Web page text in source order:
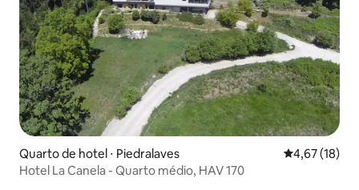
Quarto de hotel ⋅ Piedralaves 4,67 de uma
4,67 (18)
Hotel La Canela - Quarto médio, HAV 170